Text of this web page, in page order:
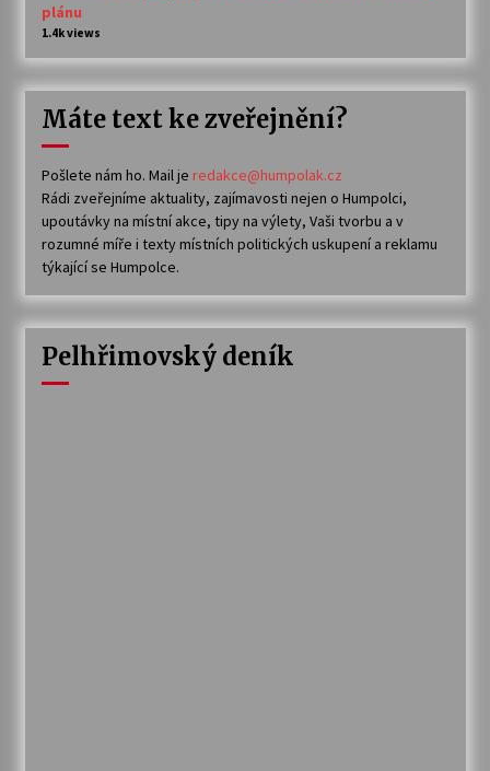
plánu
1.4k views
Máte text ke zveřejnění?
Pošlete nám ho. Mail je redakce@humpolak.cz
Rádi zveřejníme aktuality, zajímavosti nejen o Humpolci,
upoutávky na místní akce, tipy na výlety, Vaši tvorbu a v
rozumné míře i texty místních politických uskupení a reklamu
týkající se Humpolce.
Pelhřimovský deník